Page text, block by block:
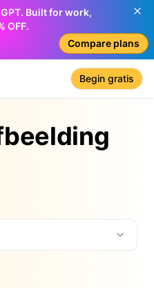
Built for work,
OFF.
Compare plans
Begin gratis